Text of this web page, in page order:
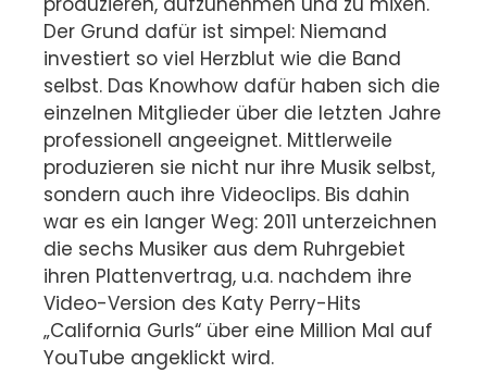
Der Grund dafür ist simpel: Niemand
investiert so viel Herzblut wie die Band
selbst. Das Knowhow dafür haben sich die
einzelnen Mitglieder über die letzten Jahre
professionell angeeignet. Mittlerweile
produzieren sie nicht nur ihre Musik selbst,
sondern auch ihre Videoclips. Bis dahin
war es ein langer Weg: 2011 unterzeichnen
die sechs Musiker aus dem Ruhrgebiet
ihren Plattenvertrag, u.a. nachdem ihre
Video-Version des Katy Perry-Hits
„California Gurls“ über eine Million Mal auf
YouTube angeklickt wird.